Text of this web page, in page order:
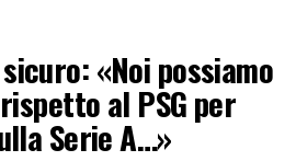
«Noi possiamo
al PSG per
Serie A…»